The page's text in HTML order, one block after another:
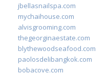
jbellasnailspa.com
mychaihouse.com
alvisgrooming.com
thegeorginaestate.com
blythewoodseafood.com
paolosdelibangkok.com
bobacove.com